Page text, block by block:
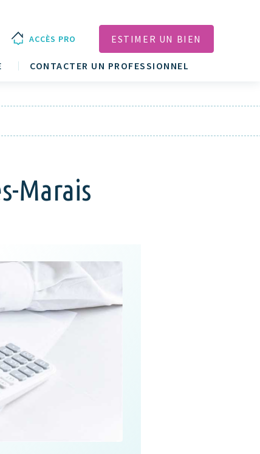
CONTACTER UN PROFESSIONNEL
ACCÈS PRO ESTIMER UN BIEN
Marais